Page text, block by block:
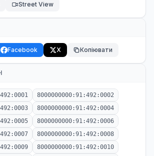
Street View
Facebook X Копіювати
8000000000:91:492:0002
8000000000:91:492:0004
8000000000:91:492:0006
8000000000:91:492:0008
8000000000:91:492:0010